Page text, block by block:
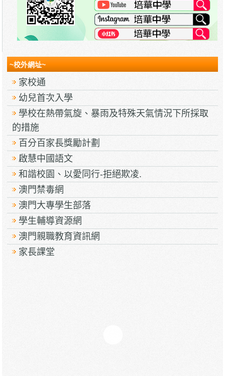
~校外網址~
家校通
幼兒首次入學
學校在熱帶氣旋、暴雨及特殊天氣情況下所採取
的措施
百分百家長獎勵計劃
啟慧中國語文
和諧校園、以愛同行-拒絕欺凌.
澳門禁毒網
澳門大專學生部落
學生輔導資源網
澳門親職教育資訊網
家長課堂